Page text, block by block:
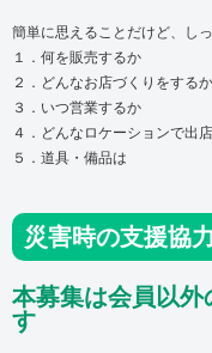
簡単に思えることだけど、し
１．何を販売するか
２．どんなお店づくりをするか
３．いつ営業するか
４．どんなロケーションで出
５．道具・備品は
災害時の支援協
本募集は会員以外
す